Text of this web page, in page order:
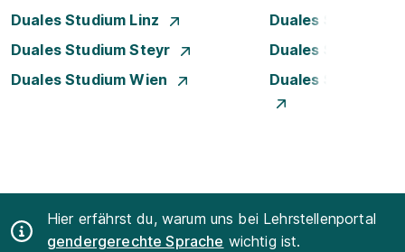
Duales Studium Linz
Duales Studium
Duales Studium Steyr
Duales Studium
Duales Studium Wien
Duales Studium
Hier erfährst du, warum uns bei Lehrstellenportal
gendergerechte Sprache wichtig ist.